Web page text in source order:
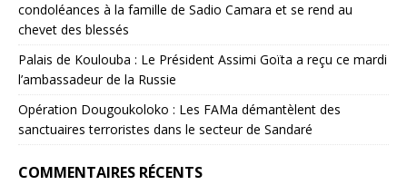
condoléances à la famille de Sadio Camara et se rend au
chevet des blessés
Palais de Koulouba : Le Président Assimi Goïta a reçu ce mardi
l’ambassadeur de la Russie
Opération Dougoukoloko : Les FAMa démantèlent des
sanctuaires terroristes dans le secteur de Sandaré
COMMENTAIRES RÉCENTS